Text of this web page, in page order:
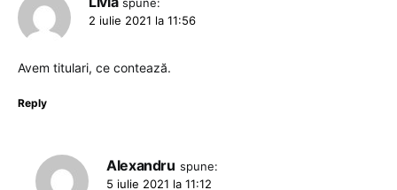
2 iulie 2021 la 11:56
Avem titulari, ce contează.
Reply
Alexandru spune:
5 iulie 2021 la 11:12